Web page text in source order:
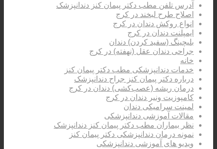
آدرس تلفن مطب دکتر پیمان کنز دندانپزشک
اصلاح طرح لبخند در کرج
انواع روکش دندان در کرج
ایمپلنت دندان در کرج
بلیچینگ (سفید کردن) دندان
جراحی دندان عقل (نهفته) در کرج
خانه
خدمات دندانپزشکی مطب دکتر پیمان کنز
درباره دکتر پیمان کنز جراح دندانپزشک
درمان ریشه (عصب‌کشی) دندان در کرج
کامپوزیت ونیر دندان در کرج
لمینت سرامیکی دندان
مقالات آموزشی دندانپزشکی
نظر بیماران مطب دکتر پیمان کنز دندانپزشک
نمونه درمان دندانپزشکی دکتر پیمان کنز
ویدیو های آموزشی دندانپزشکی